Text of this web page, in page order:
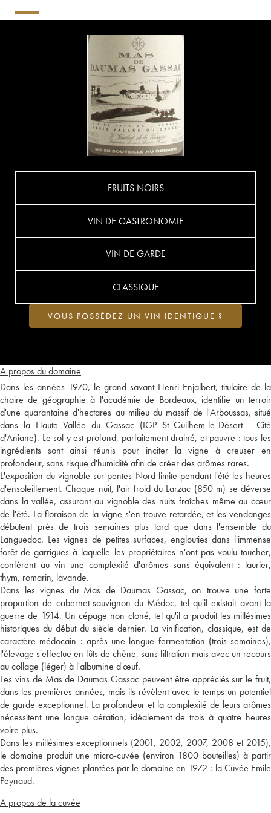
A propos du domaine
Dans les années 1970, le grand savant Henri Enjalbert, titulaire de la
chaire de géographie à l'académie de Bordeaux, identifie un terroir
d'une quarantaine d'hectares au milieu du massif de l'Arboussas, situé
dans la Haute Vallée du Gassac (IGP St Guilhem-le-Désert - Cité
d'Aniane). Le sol y est profond, parfaitement drainé, et pauvre : tous les
ingrédients sont ainsi réunis pour inciter la vigne à creuser en
profondeur, sans risque d'humidité afin de créer des arômes rares.
L'exposition du vignoble sur pentes Nord limite pendant l'été les heures
d'ensoleillement. Chaque nuit, l'air froid du Larzac (850 m) se déverse
dans la vallée, assurant au vignoble des nuits fraîches même au cœur
de l'été. La floraison de la vigne s'en trouve retardée, et les vendanges
débutent près de trois semaines plus tard que dans l'ensemble du
Languedoc. Les vignes de petites surfaces, englouties dans l'immense
forêt de garrigues à laquelle les propriétaires n'ont pas voulu toucher,
confèrent au vin une complexité d'arômes sans équivalent : laurier,
thym, romarin, lavande.
Dans les vignes du Mas de Daumas Gassac, on trouve une forte
proportion de cabernet-sauvignon du Médoc, tel qu'il existait avant la
guerre de 1914. Un cépage non cloné, tel qu'il a produit les millésimes
historiques du début du siècle dernier. La vinification, classique, est de
caractère médocain : après une longue fermentation (trois semaines),
l'élevage s'effectue en fûts de chêne, sans filtration mais avec un recours
au collage (léger) à l'albumine d'œuf.
Les vins de Mas de Daumas Gassac peuvent être appréciés sur le fruit,
dans les premières années, mais ils révèlent avec le temps un potentiel
de garde exceptionnel. La profondeur et la complexité de leurs arômes
nécessitent une longue aération, idéalement de trois à quatre heures
voire plus.
Dans les millésimes exceptionnels (2001, 2002, 2007, 2008 et 2015),
le domaine produit une micro-cuvée (environ 1800 bouteilles) à partir
des premières vignes plantées par le domaine en 1972 : la Cuvée Emile
Peynaud.
A propos de la cuvée
FRUITS NOIRS
VIN DE GASTRONOMIE
VIN DE GARDE
CLASSIQUE
VOUS POSSÉDEZ UN VIN IDENTIQUE ?